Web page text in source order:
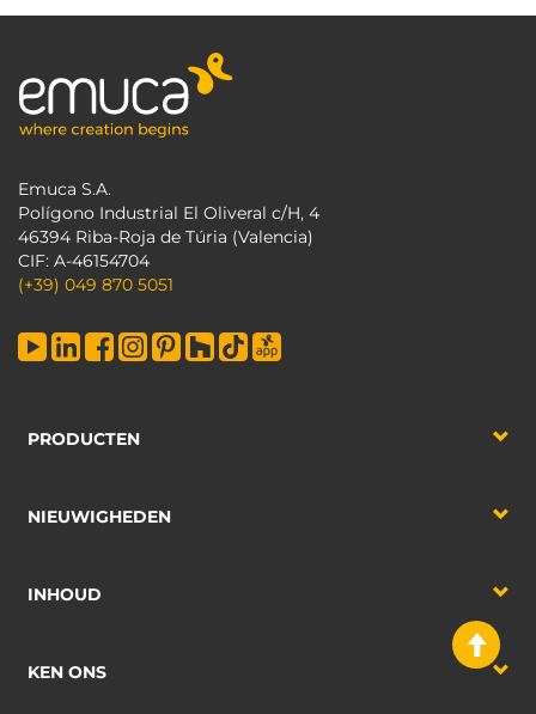
Emuca S.A.
Polígono Industrial El Oliveral c/H, 4
46394 Riba-Roja de Túria (Valencia)
CIF: A-46154704
(+39) 049 870 5051
PRODUCTEN
NIEUWIGHEDEN
INHOUD
KEN ONS